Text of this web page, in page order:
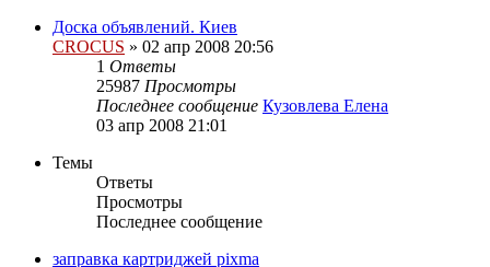
Доска объявлений. Киев
CROCUS » 02 апр 2008 20:56
1 Ответы
25987 Просмотры
Последнее сообщение Кузовлева Елена
03 апр 2008 21:01
Темы
Ответы
Просмотры
Последнее сообщение
заправка картриджей pixma